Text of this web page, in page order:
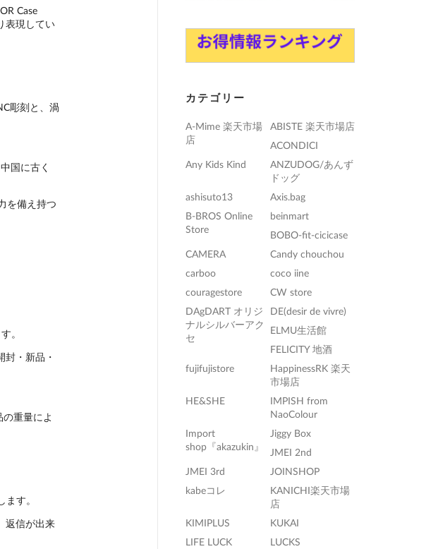
Case
表現してい
彫刻と、渦
国に古く
を備え持つ
。
・新品・
重量によ
す。
返信が出来
カテゴリー
A-Mime 楽天市場
店
ABISTE 楽天市場店
ACONDICI
Any Kids Kind
ANZUDOG/あんず
ドッグ
ashisuto13
Axis.bag
B-BROS Online
Store
beinmart
BOBO-fit-cicicase
CAMERA
Candy chouchou
carboo
coco iine
couragestore
CW store
DAgDART オリジ
ナルシルバーアク
セ
DE(desir de vivre)
ELMU生活館
FELICITY 地酒
fujifujistore
HappinessRK 楽天
市場店
HE&SHE
IMPISH from
NaoColour
Import
shop『akazukin』
Jiggy Box
JMEI 2nd
JMEI 3rd
JOINSHOP
kabeコレ
KANICHI楽天市場
店
KIMIPLUS
KUKAI
LIFE LUCK
LUCKS